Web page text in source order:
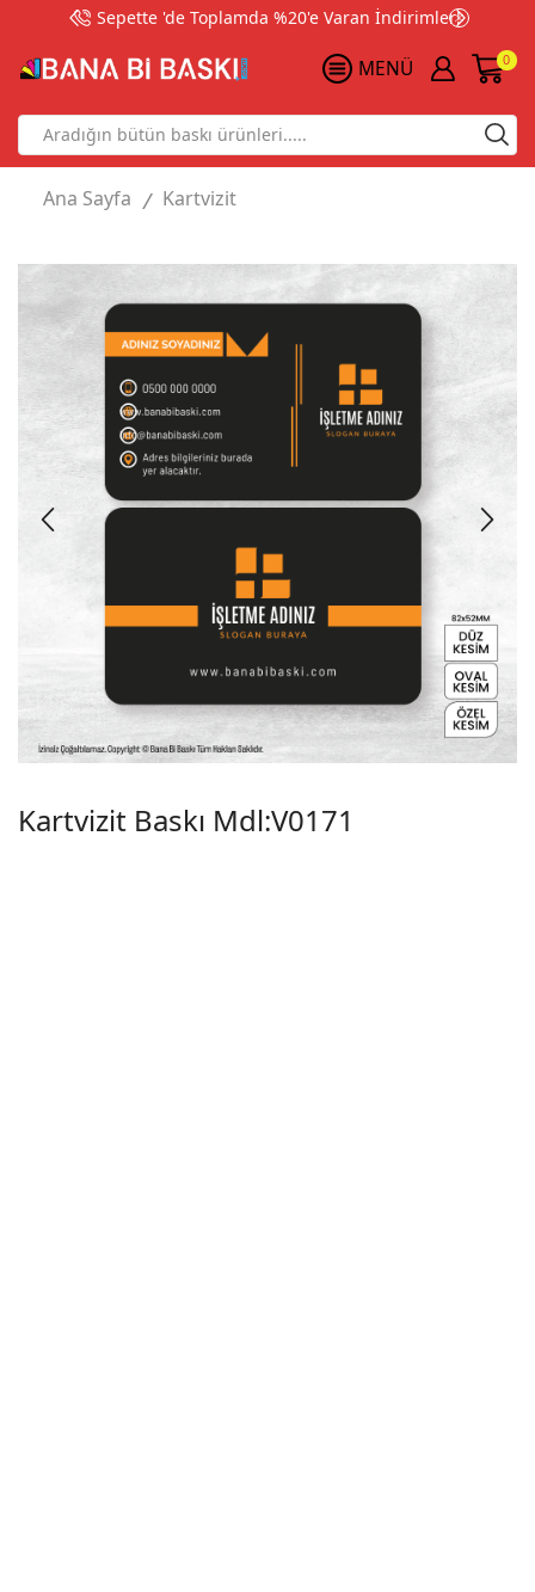
Sepette 'de Toplamda %20'e Varan İndirimler!
MENÜ 0
Search
input
Ana Sayfa / Kartvizit
Kartvizit Baskı Mdl:V0171